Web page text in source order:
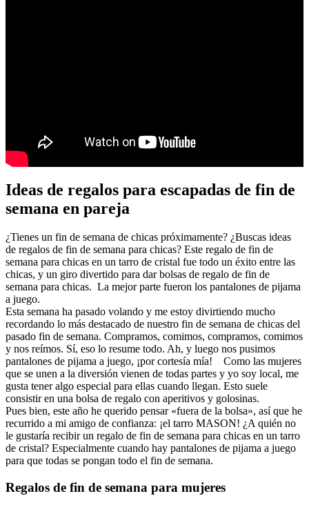
Ideas de regalos para escapadas de fin de
semana en pareja
¿Tienes un fin de semana de chicas próximamente? ¿Buscas ideas
de regalos de fin de semana para chicas? Este regalo de fin de
semana para chicas en un tarro de cristal fue todo un éxito entre las
chicas, y un giro divertido para dar bolsas de regalo de fin de
semana para chicas. La mejor parte fueron los pantalones de pijama
a juego.
Esta semana ha pasado volando y me estoy divirtiendo mucho
recordando lo más destacado de nuestro fin de semana de chicas del
pasado fin de semana. Compramos, comimos, compramos, comimos
y nos reímos. Sí, eso lo resume todo. Ah, y luego nos pusimos
pantalones de pijama a juego, ¡por cortesía mía! Como las mujeres
que se unen a la diversión vienen de todas partes y yo soy local, me
gusta tener algo especial para ellas cuando llegan. Esto suele
consistir en una bolsa de regalo con aperitivos y golosinas.
Pues bien, este año he querido pensar «fuera de la bolsa», así que he
recurrido a mi amigo de confianza: ¡el tarro MASON! ¿A quién no
le gustaría recibir un regalo de fin de semana para chicas en un tarro
de cristal? Especialmente cuando hay pantalones de pijama a juego
para que todas se pongan todo el fin de semana.
Regalos de fin de semana para mujeres